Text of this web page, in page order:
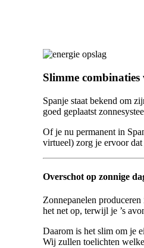
Slimme
Spanje staat bekend om
goed geplaatst
Of je nu permanent in
virtueel) zorg je ervoor
Overschot op zonnige
Zonnepanelen
het net op, terwijl je ’s
Daarom is het slim om je
Wij zullen toelichten